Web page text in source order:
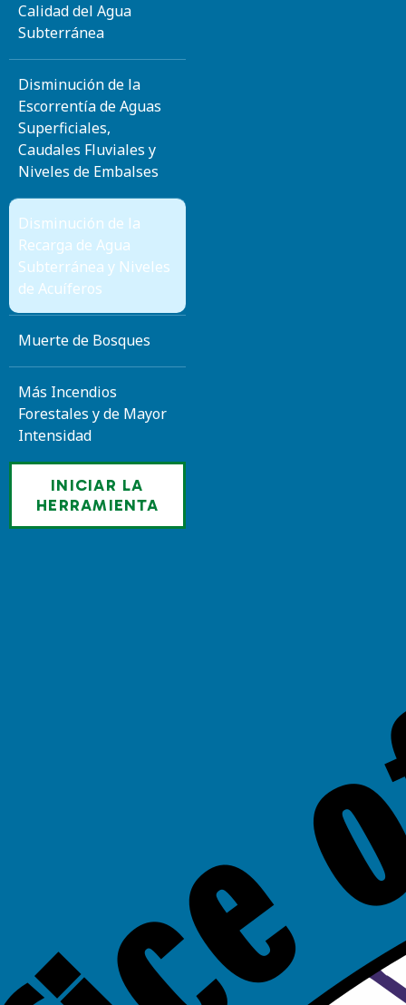
Calidad del Agua
Subterránea
Disminución de la
Escorrentía de Aguas
Superficiales,
Caudales Fluviales y
Niveles de Embalses
Disminución de la
Recarga de Agua
Subterránea y Niveles
de Acuíferos
Muerte de Bosques
Más Incendios
Forestales y de Mayor
Intensidad
INICIAR LA
HERRAMIENTA